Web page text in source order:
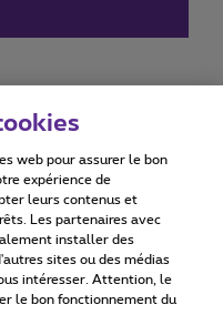
statement
web pour assurer le bon
expérience de
leurs contenus et
Les partenaires avec
installer des
sites ou des médias
intéresser. Attention, le
le bon fonctionnement du